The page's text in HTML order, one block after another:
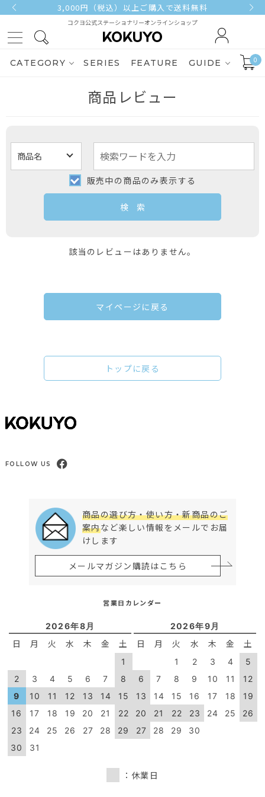
3,000円（税込）以上ご購入で送料無料
コクヨ公式ステーショナリーオンラインショップ
CATEGORY SERIES FEATURE GUIDE 0
商品レビュー
販売中の商品のみ表示する
該当のレビューはありません。
マイページに戻る
トップに戻る
FOLLOW US
商品の選び方・使い方・新商品のご
案内など楽しい情報をメールでお届
けします
メールマガジン購読はこちら
営業日カレンダー
2026年8月
日 月 火 水 木 金 土
1
2
3 4 5 6 7
8
9
10 11 12 13 14
15
16
17 18 19 20 21
22
23
24 25 26 27 28
29
30
31
2026年9月
日 月 火 水 木 金 土
1 2 3 4
5
6
7 8 9 10 11
12
13
14 15 16 17 18
19
20
21 22 23 24 25
26
27
28 29 30
：休業日